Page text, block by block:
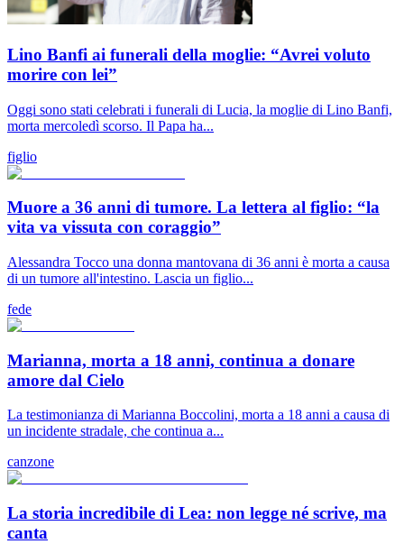
Lino Banfi ai funerali della moglie: “Avrei voluto
morire con lei”
Oggi sono stati celebrati i funerali di Lucia, la moglie di Lino Banfi,
morta mercoledì scorso. Il Papa ha...
figlio
Muore a 36 anni di tumore. La lettera al figlio: “la
vita va vissuta con coraggio”
Alessandra Tocco una donna mantovana di 36 anni è morta a causa
di un tumore all'intestino. Lascia un figlio...
fede
Marianna, morta a 18 anni, continua a donare
amore dal Cielo
La testimonianza di Marianna Boccolini, morta a 18 anni a causa di
un incidente stradale, che continua a...
canzone
La storia incredibile di Lea: non legge né scrive, ma
canta